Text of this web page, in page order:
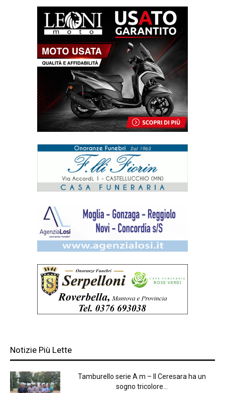
Notizie Più Lette
Tamburello serie A m – Il Ceresara ha un
sogno tricolore...